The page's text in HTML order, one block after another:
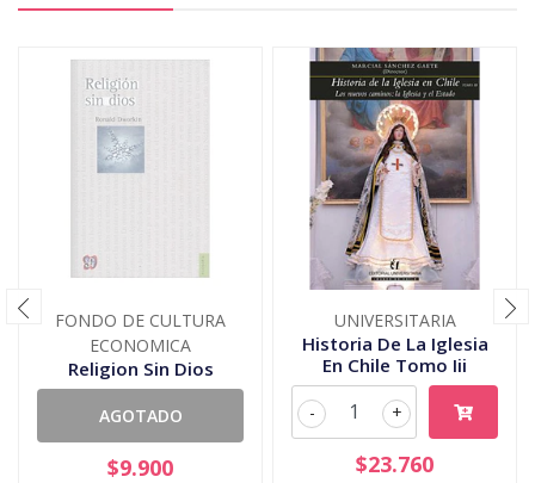
FONDO DE CULTURA
ECONOMICA
Religion Sin Dios
AGOTADO
$9.900
UNIVERSITARIA
Historia De La Iglesia
En Chile Tomo Iii
+
-
$23.760